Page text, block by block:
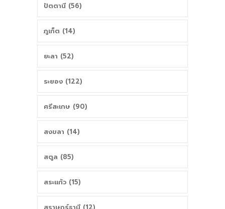
ปัตตานี (56)
ภูเก็ต (14)
ยะลา (52)
ระยอง (122)
ศรีสะเกษ (90)
สงขลา (14)
สตูล (85)
สระแก้ว (15)
สุราษฎร์ธานี (12)